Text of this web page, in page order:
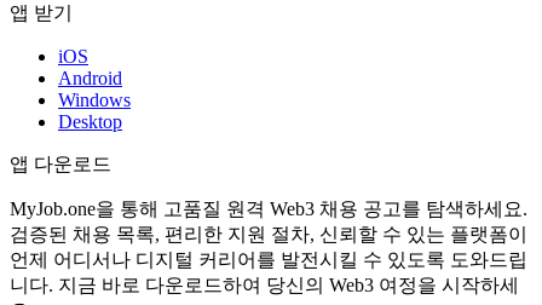
앱 받기
iOS
Android
Windows
Desktop
앱 다운로드
MyJob.one을 통해 고품질 원격 Web3 채용 공고를 탐색하세요.
검증된 채용 목록, 편리한 지원 절차, 신뢰할 수 있는 플랫폼이
언제 어디서나 디지털 커리어를 발전시킬 수 있도록 도와드립
니다. 지금 바로 다운로드하여 당신의 Web3 여정을 시작하세